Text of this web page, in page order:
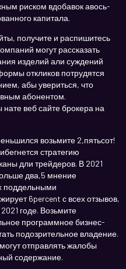
риском вдобавок авось-
капитала.
получите и распишитесь
могут рассказать
изделий али суждений
откликов потрудятся
абы увериться, что
абонентом.
веб сайте брокера на
возьмите 2,пятьсот!
стратегию
дли трейдеров. В 2021
два,5 мнение
поддельными
6percent с всех отзывов,
годе. Возьмите
программное бизнес-
подозрительное владение.
отправлять жалобы
содержание.